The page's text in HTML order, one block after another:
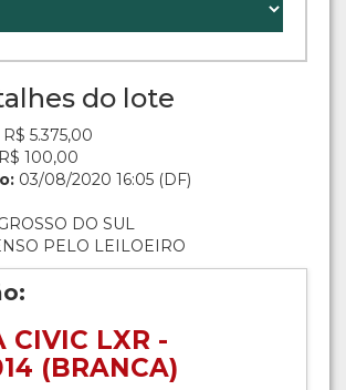
do lote
R$ 5.375,00
R$ 100,00
03/08/2020 16:05 (DF)
DO SUL
PELO LEILOEIRO
CIVIC LXR -
(BRANCA)